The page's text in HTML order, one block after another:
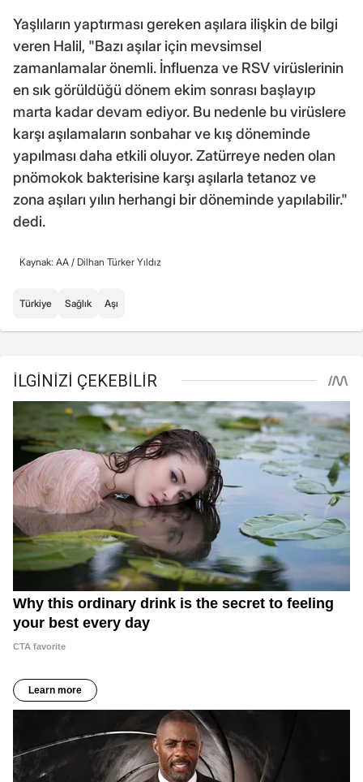
Yaşlıların yaptırması gereken aşılara ilişkin de bilgi
veren Halil, "Bazı aşılar için mevsimsel
zamanlamalar önemli. İnfluenza ve RSV virüslerinin
en sık görüldüğü dönem ekim sonrası başlayıp
marta kadar devam ediyor. Bu nedenle bu virüslere
karşı aşılamaların sonbahar ve kış döneminde
yapılması daha etkili oluyor. Zatürreye neden olan
pnömokok bakterisine karşı aşılarla tetanoz ve
zona aşıları yılın herhangi bir döneminde yapılabilir."
dedi.
Kaynak: AA / Dilhan Türker Yıldız
Türkiye Sağlık Aşı